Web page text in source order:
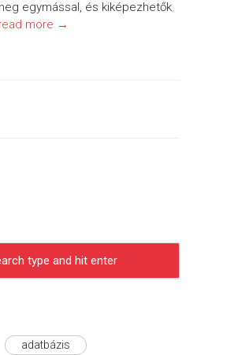
egymással, és kiképezhetők
more →
adatbázis